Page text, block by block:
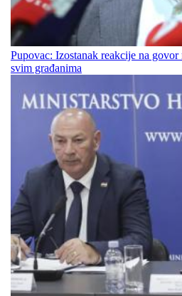
Pupovac: Izostanak reakcije na
svim građanima